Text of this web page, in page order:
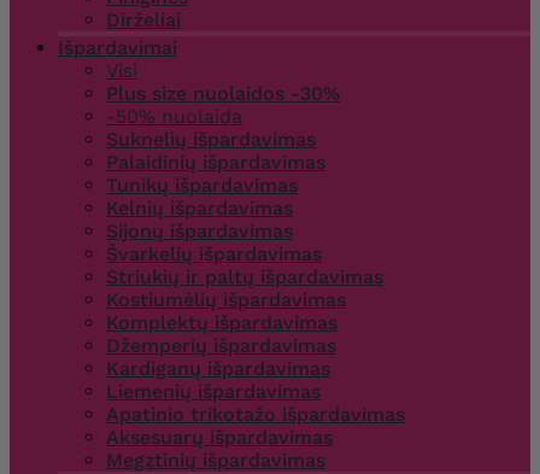
Dirželiai
Išpardavimai
Visi
Plus size nuolaidos -30%
-50% nuolaida
Suknelių išpardavimas
Palaidinių išpardavimas
Tunikų išpardavimas
Kelnių išpardavimas
Sijonų išpardavimas
Švarkelių išpardavimas
Striukių ir paltų išpardavimas
Kostiumėlių išpardavimas
Komplektų išpardavimas
Džemperių išpardavimas
Kardiganų išpardavimas
Liemenių išpardavimas
Apatinio trikotažo išpardavimas
Aksesuarų išpardavimas
Megztinių išpardavimas